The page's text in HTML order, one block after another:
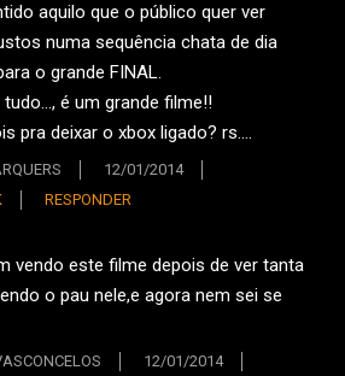
aquilo que o público quer ver
numa sequência chata de dia
o grande FINAL.
tudo…, é um grande filme!!
pra deixar o xbox ligado? rs….
12/01/2014
RESPONDER
vendo este filme depois de ver tanta
o pau nele,e agora nem sei se
12/01/2014